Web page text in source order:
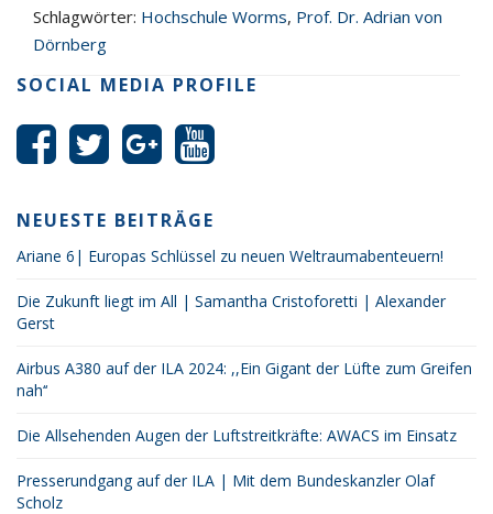
Schlagwörter: Hochschule Worms, Prof. Dr. Adrian von
Dörnberg
SOCIAL MEDIA PROFILE
NEUESTE BEITRÄGE
Ariane 6| Europas Schlüssel zu neuen Weltraumabenteuern!
Die Zukunft liegt im All | Samantha Cristoforetti | Alexander
Gerst
Airbus A380 auf der ILA 2024: ,,Ein Gigant der Lüfte zum Greifen
nah‘‘
Die Allsehenden Augen der Luftstreitkräfte: AWACS im Einsatz
Presserundgang auf der ILA | Mit dem Bundeskanzler Olaf
Scholz